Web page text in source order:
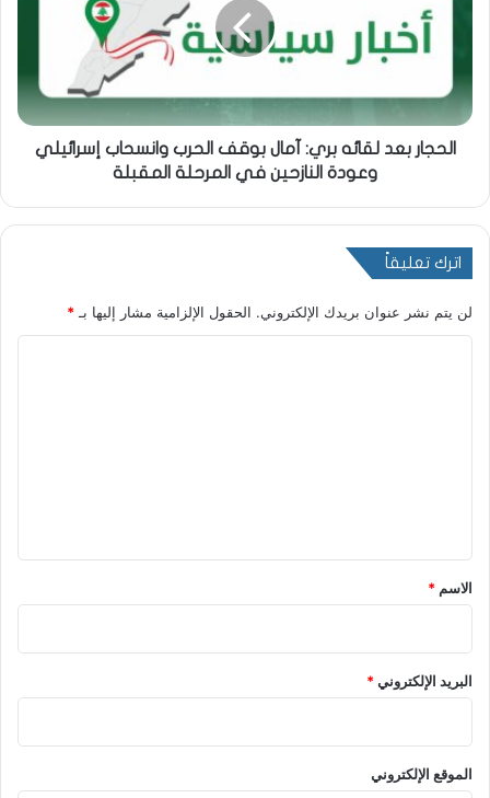
الحجار بعد لقائه بري: آمال بوقف الحرب وانسحاب إسرائيلي
وعودة النازحين في المرحلة المقبلة
اترك تعليقاً
لن يتم نشر عنوان بريدك الإلكتروني. الحقول الإلزامية مشار إليها بـ *
*
الاسم *
البريد الإلكتروني*
الموقع الإلكتروني